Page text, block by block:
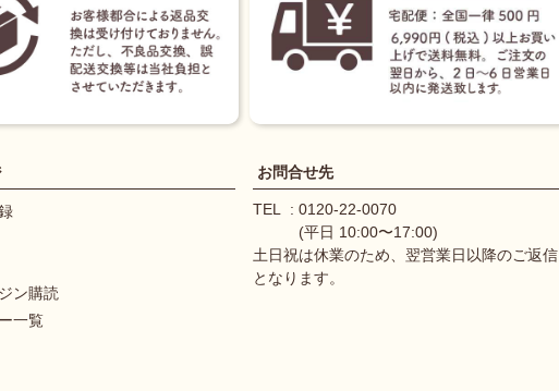
ン購読
一覧
お問合せ先
TEL
0120-22-0070
(平日 10:00〜17:00)
土日祝は休業のため、翌営業日以降のご返信
となります。